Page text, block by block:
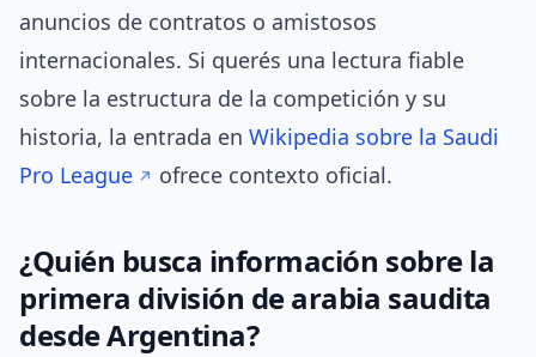
anuncios de contratos o amistosos
internacionales. Si querés una lectura fiable
sobre la estructura de la competición y su
historia, la entrada en Wikipedia sobre la Saudi
Pro League
ofrece contexto oficial.
¿Quién busca información sobre la
primera división de arabia saudita
desde Argentina?